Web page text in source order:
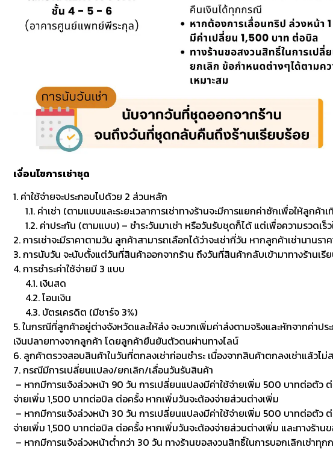
เงื่อนไขการเช่าชุด
1. ค่าใช้จ่ายจะประกอบไปด้วย 2 ส่วนหลัก
1.1. ค่าเช่า (ตามแบบและระยะเวลาการเช่าทางร้านจะมีการแยกค่าซักเพื่อให้ลูกค้
1.2. ค่าประกัน (ตามแบบ) – ชำระวันมาเช่า หรือวันรับชุดก็ได้ แต่เพื่อความรวดเ
2. การเช่าจะมีราคาตามวัน ลูกค้าสามารถเลือกได้ว่าจะเช่ากี่วัน หากลูกค้าเช่านานรา
3. การนับวัน จะนับตั้งแต่วันที่สินค้าออกจากร้าน ถึงวันที่สินค้ากลับเข้ามาทางร้านเรี
4. การชำระค่าใช้จ่ายมี 3 แบบ
4.1. เงินสด
4.2. โอนเงิน
4.3. บัตรเครดิต (มีชาร์จ 3%)
5. ในกรณีที่ลูกค้าอยู่ต่างจังหวัดและให้ส่ง จะบวกเพิ่มค่าส่งตามจริงและหักจากค่าป
เงินปลายทางจากลูกค้า โดยลูกค้ายืนยันตัวตนผ่านทางไลน์
6. ลูกค้าตรวจสอบสินค้าในวันที่ตกลงเช่าก่อนชำระ เนื่องจากสินค้าตกลงเช่าแล้วไ
7. กรณีมีการเปลี่ยนแปลง/ยกเลิก/เลื่อนวันรับสินค้า
– หากมีการแจ้งล่วงหน้า 90 วัน การเปลี่ยนแปลงมีค่าใช้จ่ายเพิ่ม 500 บาทต่อตัว
จ่ายเพิ่ม 1,500 บาทต่อบิล ต่อครั้ง หากเพิ่มวันจะต้องจ่ายส่วนต่างเพิ่ม
– หากมีการแจ้งล่วงหน้า 30 วัน การเปลี่ยนแปลงมีค่าใช้จ่ายเพิ่ม 500 บาทต่อตัว
จ่ายเพิ่ม 1,500 บาทต่อบิล ต่อครั้ง หากเพิ่มวันจะต้องจ่ายส่วนต่างเพิ่ม และทางร้า
– หากมีการแจ้งล่วงหน้าต่ำกว่า 30 วัน ทางร้านขอสงวนสิทธิ์ในการบอกเลิกเช่าทุ